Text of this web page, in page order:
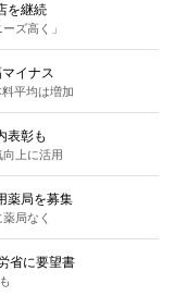
を継続
ズ高く」
イナス
平均は増加
表彰も
上に活用
薬局を募集
局なく
省に要望書